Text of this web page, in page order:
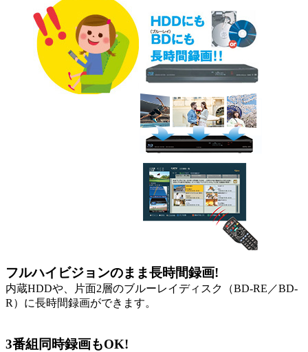
フルハイビジョンのまま長時間録画!
内蔵HDDや、片面2層のブルーレイディスク（BD-RE／BD-
R）に長時間録画ができます。
3番組同時録画もOK!